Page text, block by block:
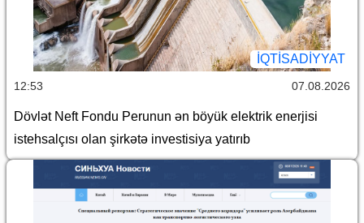
İQTİSADİYYAT
12:53 07.08.2026
Dövlət Neft Fondu Perunun ən böyük elektrik enerjisi
istehsalçısı olan şirkətə investisiya yatırıb